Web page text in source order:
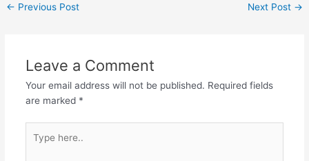
ಹಾಸಿ ಮೃದು ಮಂದ ರೇ|| ----
← Previous Post Next Post →
Leave a Comment
Your email address will not be published. Required fields
are marked *
here..